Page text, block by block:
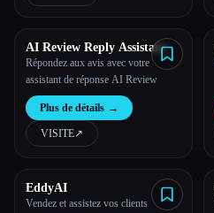
AI Review Reply Assistant
Répondez aux avis avec votre
assistant de réponse AI Review
Plus de détails →
VISITE↗︎
EddyAI
Vendez et assistez vos clients